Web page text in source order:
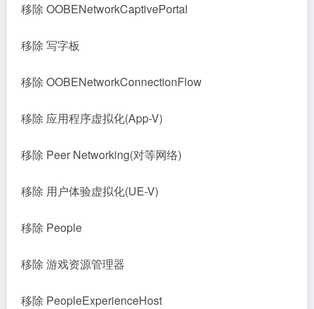
移除 OOBENetworkCaptivePortal
移除 写字板
移除 OOBENetworkConnectionFlow
移除 应用程序虚拟化(App-V)
移除 Peer Networking(对等网络)
移除 用户体验虚拟化(UE-V)
移除 People
移除 游戏资源管理器
移除 PeopleExperienceHost